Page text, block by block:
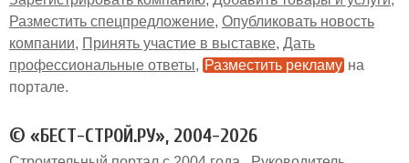
Разместить спецпредложение Опубликовать новость
компании
Принять участие в выставке Дать
профессиональные ответы
Разместить рекламу на
портале
© «БЕСТ-СТРОЙ.РУ», 2004-2026